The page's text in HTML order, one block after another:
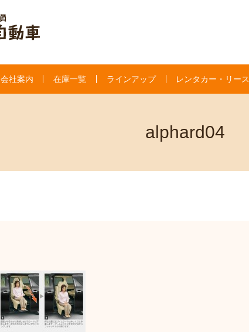
会社案内 在庫一覧 ラインアップ レンタカー・リース
alphard04